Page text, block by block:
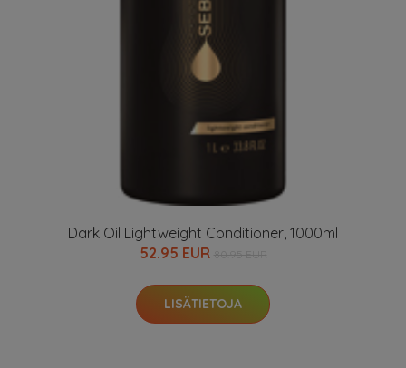
Dark Oil Lightweight Conditioner, 1000ml
52.95 EUR
LISÄTIETOJA